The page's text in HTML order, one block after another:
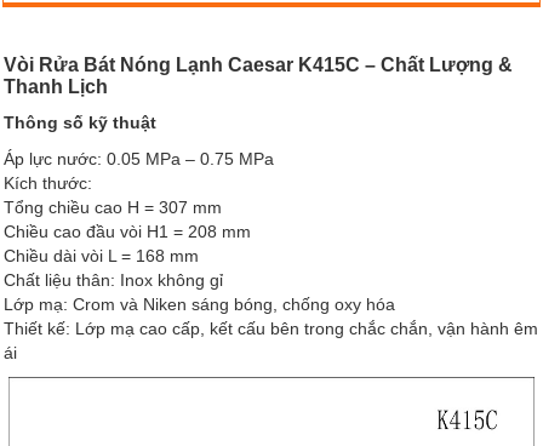
Vòi Rửa Bát Nóng Lạnh Caesar K415C – Chất Lượng &
Thanh Lịch
Thông số kỹ thuật
Áp lực nước: 0.05 MPa – 0.75 MPa
Kích thước:
Tổng chiều cao H = 307 mm
Chiều cao đầu vòi H1 = 208 mm
Chiều dài vòi L = 168 mm
Chất liệu thân: Inox không gỉ
Lớp mạ: Crom và Niken sáng bóng, chống oxy hóa
Thiết kế: Lớp mạ cao cấp, kết cấu bên trong chắc chắn, vận hành êm
ái